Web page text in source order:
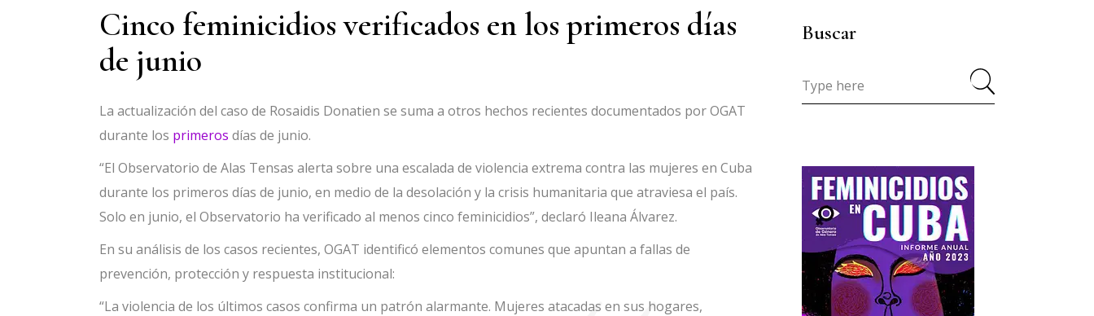
Cinco feminicidios verificados en los primeros días
de junio
La actualización del caso de Rosaidis Donatien se suma a otros hechos recientes documentados por OGAT
durante los primeros días de junio.
“El Observatorio de Alas Tensas alerta sobre una escalada de violencia extrema contra las mujeres en Cuba
durante los primeros días de junio, en medio de la desolación y la crisis humanitaria que atraviesa el país.
Solo en junio, el Observatorio ha verificado al menos cinco feminicidios”, declaró Ileana Álvarez.
En su análisis de los casos recientes, OGAT identificó elementos comunes que apuntan a fallas de
prevención, protección y respuesta institucional:
“La violencia de los últimos casos confirma un patrón alarmante. Mujeres atacadas en sus hogares,
Buscar
for: